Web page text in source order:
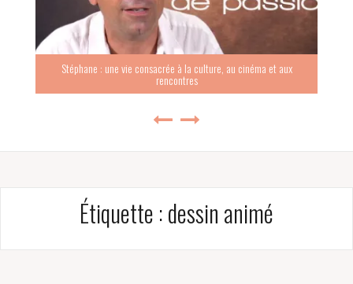
Stéphane : une vie consacrée à la culture, au cinéma et aux
rencontres
Étiquette :dessin animé